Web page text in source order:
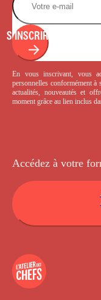
S'INSCRIRE
En vous inscrivant, vous
personnelles conformément à
actualités, nouveautés et
moment grâce au lien inclus
Accédez à votre